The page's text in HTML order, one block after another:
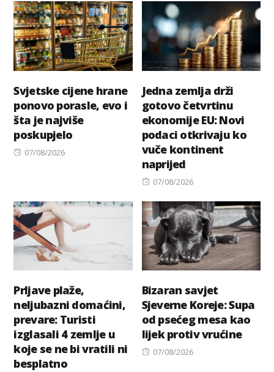
Svjetske cijene hrane
ponovo porasle, evo i
šta je najviše
poskupjelo
Posted
07/08/2026
Jedna zemlja drži
gotovo četvrtinu
ekonomije EU: Novi
podaci otkrivaju ko
vuče kontinent
naprijed
Posted
07/08/2026
Prljave plaže,
neljubazni domaćini,
prevare: Turisti
izglasali 4 zemlje u
koje se ne bi vratili ni
besplatno
Bizaran savjet
Sjeverne Koreje: Supa
od psećeg mesa kao
lijek protiv vrućine
Posted
07/08/2026